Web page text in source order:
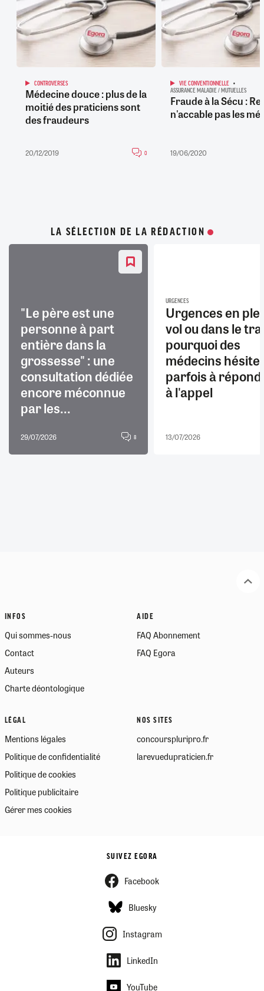
CONTROVERSES
Médecine douce : plus de la
moitié des praticiens sont
des fraudeurs
20/12/2019 0
VIE CONVENTIONNELLE
ASSURANCE MALADIE / MUTUELLES
Fraude à la Sécu :
n'accable pas les
19/06/2020
LA SÉLECTION DE LA RÉDACTION
"Le père est une
personne à part
entière dans la
grossesse" : une
consultation dédiée
encore méconnue
par les...
29/07/2026 8
URGENCES
Urgences en
vol ou dans le
pourquoi des
médecins
parfois à
à l'appel
13/07/2026
INFOS
Qui sommes-nous
Contact
Auteurs
Charte déontologique
AIDE
FAQ Abonnement
FAQ Egora
LÉGAL
Mentions légales
Politique de confidentialité
Politique de cookies
Politique publicitaire
Gérer mes cookies
NOS SITES
concourspluripro.fr
larevuedupraticien.fr
SUIVEZ EGORA
Facebook
Bluesky
Instagram
LinkedIn
YouTube